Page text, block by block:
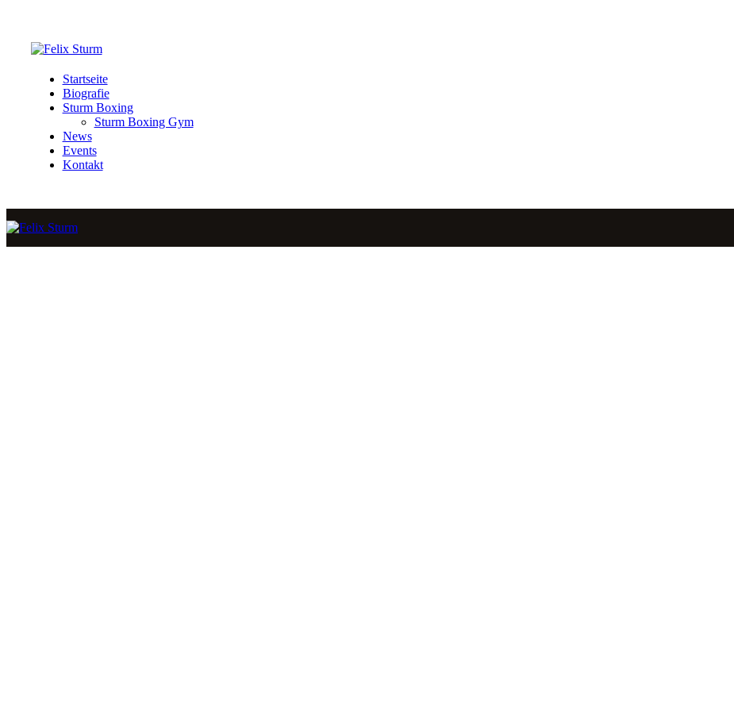
Startseite
Biografie
Sturm Boxing
Sturm Boxing Gym
News
Events
Kontakt